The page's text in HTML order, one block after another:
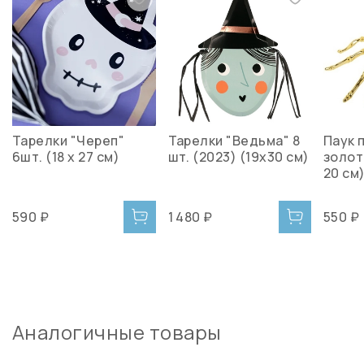
Тарелки "Череп"
6шт. (18 х 27 см)
590 ₽
Тарелки "Ведьма" 8
шт. (2023) (19х30 см)
1 480 ₽
Паук
20
550 ₽
Аналогичные товары